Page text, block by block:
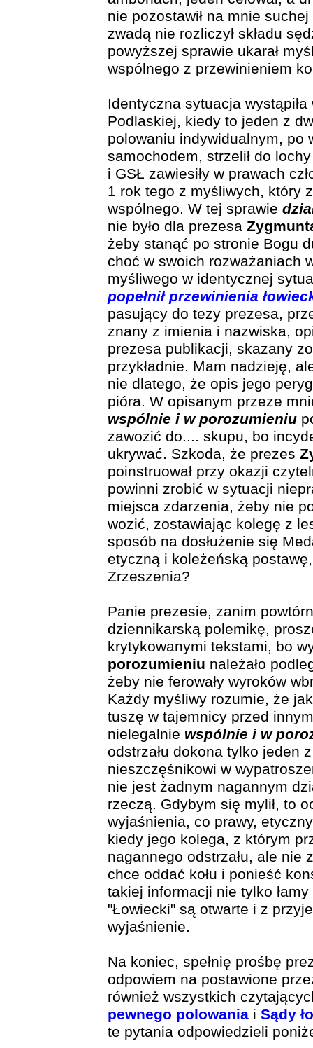
nie pozostawił na mnie
zwadą nie rozliczył składu
powyższej sprawie ukarał
wspólnego z przewinieniem
Identyczna sytuacja
Podlaskiej, kiedy to jeden z
polowaniu indywidualnym, po
samochodem, strzelił do
i GSŁ zawiesiły w prawach
1 rok tego z myśliwych, który
wspólnego. W tej sprawie
nie było dla prezesa
żeby stanąć po stronie Bogu
choć w swoich rozważaniach
myśliwego w identycznej
popełnił przewinienia
pasujący do tezy prezesa,
znany z imienia i nazwiska,
prezesa publikacji, skazany
przykładnie. Mam nadzieję,
nie dlatego, że opis jego
pióra. W opisanym przeze
wspólnie i w porozumieniu
zawozić do.... skupu, bo
ukrywać. Szkoda, że prezes
poinstruował przy okazji
powinni zrobić w sytuacji
miejsca zdarzenia, żeby nie
wozić, zostawiając kolegę z
sposób na dosłużenie się
etyczną i koleżeńską
Zrzeszenia?
Panie prezesie, zanim
dziennikarską polemikę,
krytykowanymi tekstami, bo
porozumieniu należało
żeby nie ferowały wyroków
Każdy myśliwy rozumie, że
tuszę w tajemnicy przed
nielegalnie wspólnie i w
odstrzału dokona tylko jeden
nieszczęśnikowi w
nie jest żadnym nagannym
rzeczą. Gdybym się mylił, to
wyjaśnienia, co prawy,
kiedy jego kolega, z którym
nagannego odstrzału, ale nie
chce oddać kołu i ponieść
takiej informacji nie tylko
"Łowiecki" są otwarte i z
wyjaśnienie.
Na koniec, spełnię prośbę
odpowiem na postawione
również wszystkich
pewnego polowania i Sądy
te pytania odpowiedzieli